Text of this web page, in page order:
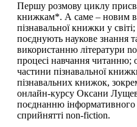
Першу розмову циклу
книжкам*. А саме – новим
пізнавальної книжки у
поєднують наукове знання
використанню літератури
процесі навчання читанню;
частини пізнавальної
пізнавальних книжок,
онлайн-курсу Оксани
поєднанню інформативного
сприйнятті non-fiction.